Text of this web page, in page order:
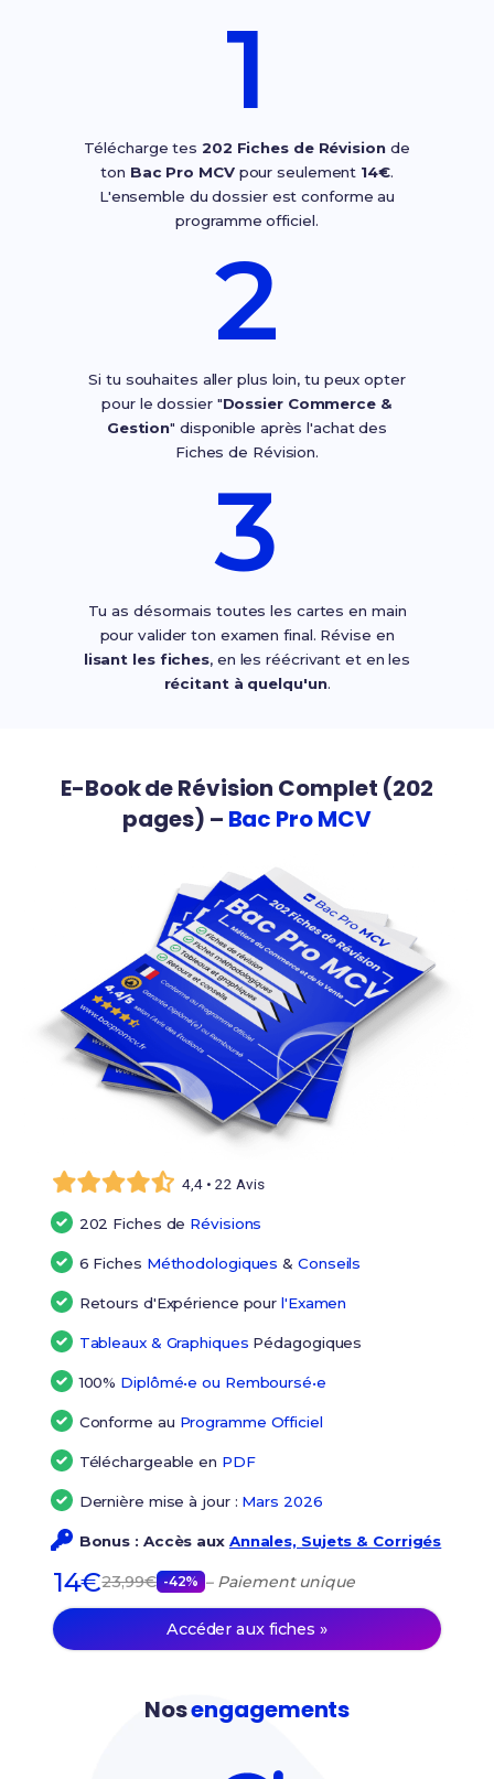
1
Télécharge tes 202 Fiches de Révisionde
ton Bac Pro MCVpour seulement 14€.
L'ensemble du dossier est conforme au
programme officiel.
2
Si tu souhaites aller plus loin, tu peux opter
pour le dossier "Dossier Commerce &
Gestion" disponible après l'achat des
Fiches de Révision.
3
Tu as désormais toutes les cartes en main
pour valider ton examen final. Révise en
lisant les fiches, en les réécrivant et en les
récitant à quelqu'un.
E-Book de Révision Complet (202
pages) – Bac Pro MCV
4,4 • 22 Avis
202 Fiches de Révisions
6 Fiches Méthodologiques &Conseils
Retours d'Expérience pourl'Examen
Tableaux & Graphiques Pédagogiques
100% Diplômé•e ou Remboursé•e
Conforme au Programme Officiel
Téléchargeable en PDF
Dernière mise à jour : Mars 2026
Bonus : Accès aux Annales, Sujets & Corrigés
14€23,99€ -42% – Paiement unique
Accéder aux fiches »
Nosengagements